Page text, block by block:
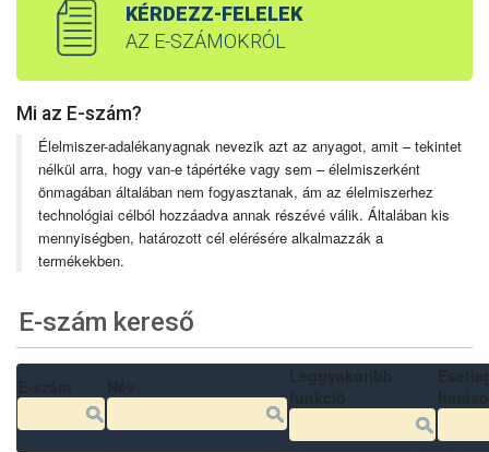
KÉRDEZZ-FELELEK
AZ E-SZÁMOKRÓL
Mi az E-szám?
Élelmiszer-adalékanyagnak nevezik azt az anyagot, amit – tekintet
nélkül arra, hogy van-e tápértéke vagy sem – élelmiszerként
önmagában általában nem fogyasztanak, ám az élelmiszerhez
technológiai célból hozzáadva annak részévé válik. Általában kis
mennyiségben, határozott cél elérésére alkalmazzák a
termékekben.
E-szám kereső